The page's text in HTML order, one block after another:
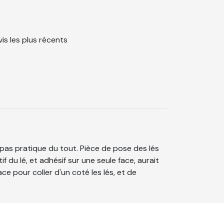
les plus récents
pratique du tout. Pièce de pose des lés
du lé, et adhésif sur une seule face, aurait
pour coller d'un coté les lés, et de